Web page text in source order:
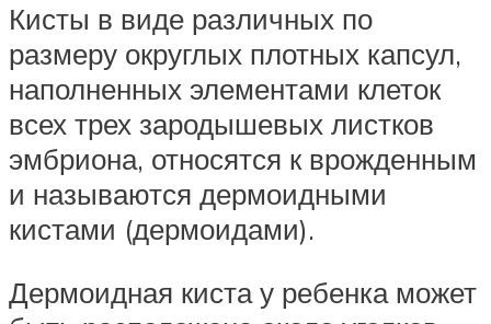
Кисты в виде различных по
размеру округлых плотных капсул,
наполненных элементами клеток
всех трех зародышевых листков
эмбриона, относятся к врожденным
и называются дермоидными
кистами (дермоидами).
Дермоидная киста у ребенка может